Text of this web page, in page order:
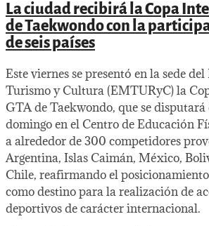
La ciudad recibirá la Copa
de Taekwondo con la
de seis países
Este viernes se presentó en la sede
Turismo y Cultura (EMTURyC) la
GTA de Taekwondo, que se disputará
domingo en el Centro de Educación
a alrededor de 300 competidores
Argentina, Islas Caimán, México,
Chile, reafirmando el
como destino para la realización de
deportivos de carácter internacional.